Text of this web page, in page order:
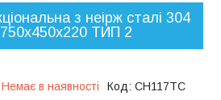
з неірж сталі 304
750х450х220 ТИП 2
Немає в наявності Код: CH117ТС